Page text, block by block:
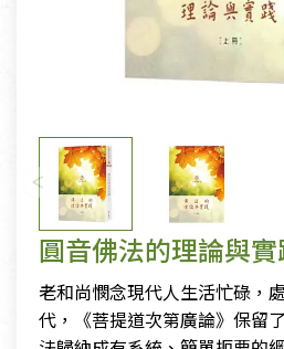
圓音佛法的理論與
老和尚憫念現代人生活忙碌，
代，《菩提道次第廣論》保留